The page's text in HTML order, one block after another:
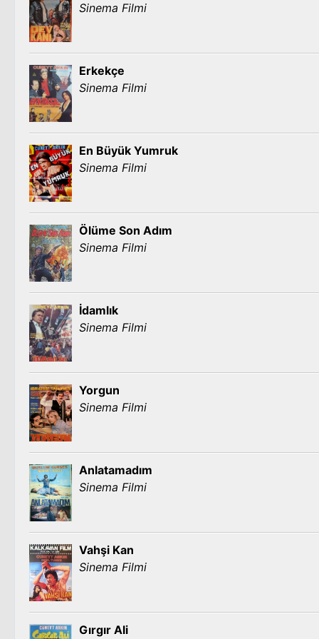
Sinema Filmi
Erkekçe
Sinema Filmi
En Büyük Yumruk
Sinema Filmi
Ölüme Son Adım
Sinema Filmi
İdamlık
Sinema Filmi
Yorgun
Sinema Filmi
Anlatamadım
Sinema Filmi
Vahşi Kan
Sinema Filmi
Gırgır Ali